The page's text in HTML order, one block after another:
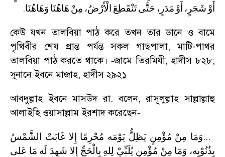
أَوْ شَجَرٍ، أَوْ مَدَرٍ، حَتَّىتَنْقَطِعَ الْأَرْضُ، مِنْ هَاهُنَا وَهَاهُنَا.
কেউ যখন তালবিয়া পাঠ করে তখন তার ডানে ও বামে
পৃথিবীর শেষ প্রান্ত পর্যন্ত সকল গাছপালা,মাটি-পাথর
তালবিয়া পাঠ করতে থাকে। -জামে তিরমিযী,হাদীস ৮২৮;
সুনানে ইবনে মাজাহ,হাদীস ২৯২১
আবদুল্লাহ ইবনে মাসউদ রা. বলেন,রাসূলুল্লাহ সাল্লাল্লাহু
আলাইহি ওয়াসাল্লাম ইরশাদ করেছেন-
...وَمَا مِنْ مُؤْمِنٍ يَظِلُّ يَوْمَه مُحْرِمًا إِلا غَابَتْ
الشَّمْسُ
بِذُنُوْبِه، وَمَا مِنْ مُؤْمِنٍ يُلَبِّيْ لِلهِ بِالْحَجِّ إِلا شَهِدَ لَه مَا عَلى